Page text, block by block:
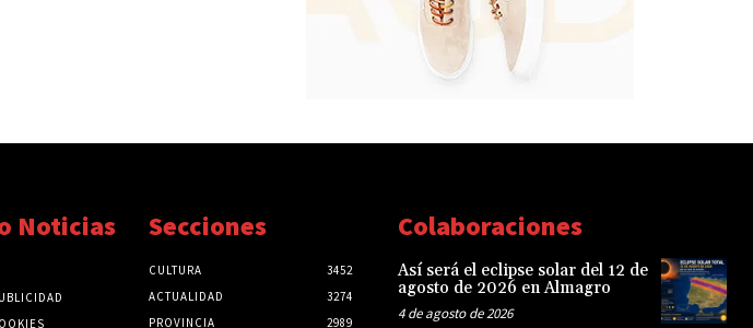
Noticias Secciones
CULTURA
3452
ACTUALIDAD
3274
PROVINCIA
2989
Colaboraciones
Así será el eclipse solar del 12 de
agosto de 2026 en Almagro
4 de agosto de 2026